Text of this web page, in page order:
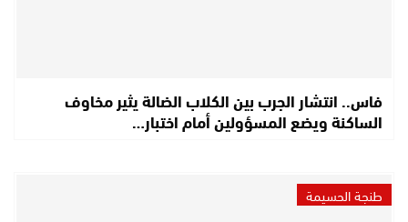
فاس.. انتشار الجرب بين الكلاب الضالة يثير مخاوف
الساكنة ويضع المسؤولين أمام اختبار…
طنجة الحسيمة